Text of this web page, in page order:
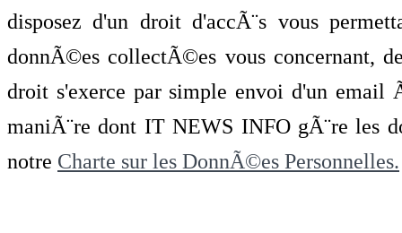
disposez d'un droit d'accÃ¨s vous
donnÃ©es collectÃ©es vous concernant,
droit s'exerce par simple envoi d'un
maniÃ¨re dont IT NEWS INFO gÃ¨re les
notre Charte sur les DonnÃ©es Personnelles.